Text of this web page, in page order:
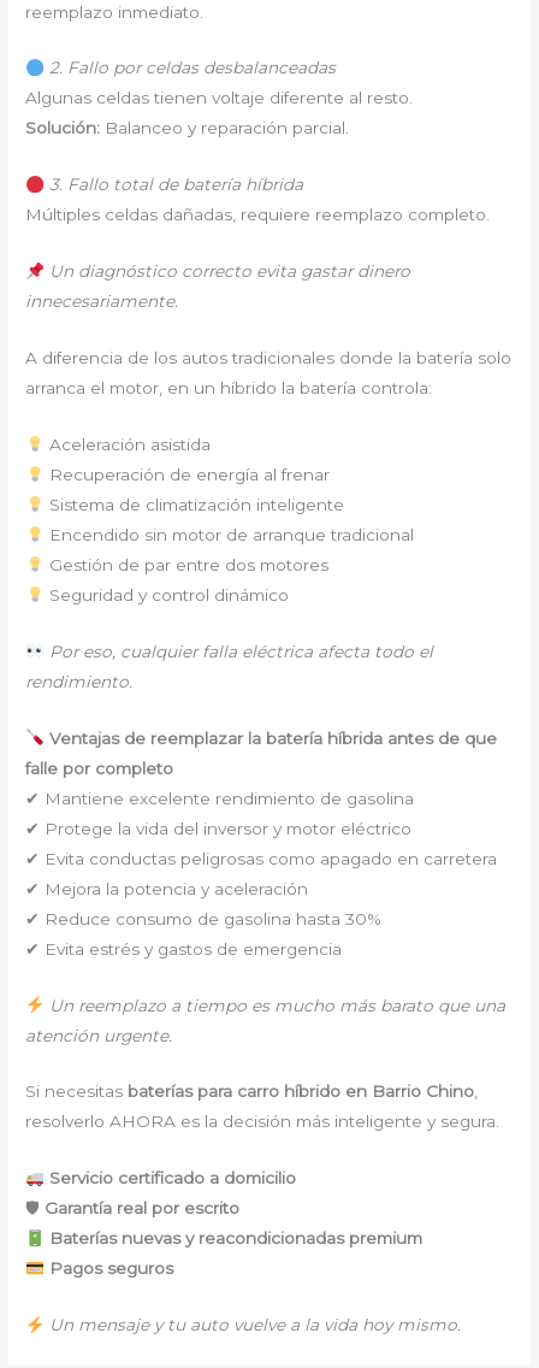
reemplazo inmediato.
2. Fallo por celdas desbalanceadas
Algunas celdas tienen voltaje diferente al resto.
Solución: Balanceo y reparación parcial.
3. Fallo total de batería híbrida
Múltiples celdas dañadas, requiere reemplazo completo.
Un diagnóstico correcto evita gastar dinero
innecesariamente.
A diferencia de los autos tradicionales donde la batería solo
arranca el motor, en un híbrido la batería controla:
Aceleración asistida
Recuperación de energía al frenar
Sistema de climatización inteligente
Encendido sin motor de arranque tradicional
Gestión de par entre dos motores
Seguridad y control dinámico
Por eso, cualquier falla eléctrica afecta todo el
rendimiento.
Ventajas de reemplazar la batería híbrida antes de que
falle por completo
✔ Mantiene excelente rendimiento de gasolina
✔ Protege la vida del inversor y motor eléctrico
✔ Evita conductas peligrosas como apagado en carretera
✔ Mejora la potencia y aceleración
✔ Reduce consumo de gasolina hasta 30%
✔ Evita estrés y gastos de emergencia
Un reemplazo a tiempo es mucho más barato que una
atención urgente.
Si necesitas baterías para carro híbrido en Barrio Chino,
resolverlo AHORA es la decisión más inteligente y segura.
Servicio certificado a domicilio
🛡 Garantía real por escrito
Baterías nuevas y reacondicionadas premium
Pagos seguros
Un mensaje y tu auto vuelve a la vida hoy mismo.